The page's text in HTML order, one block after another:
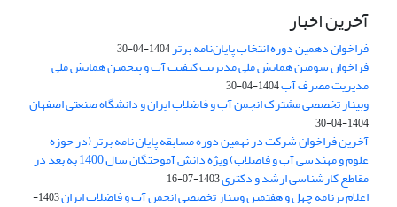
آخرین اخبار
فراخوان دهمین دوره انتخاب پایان‌نامه برتر1404-04-30
فراخوان سومین همایش ملی مدیریت کیفیت آب و پنجمین همایش ملی
مدیریت مصرف آب1404-04-30
وبینار تخصصی مشترک انجمن آب و فاضلاب ایران و دانشگاه صنعتی اصفهان
1404-04-30
آخرین فراخوان شرکت در نهمین دوره مسابقه پایان نامه برتر (در حوزه
علوم و مهندسی آب و فاضلاب) ویژه دانش آموختگان سال 1400 به بعد در
مقاطع کارشناسی ارشد و دکتری1403-07-16
اعلام برنامه چهل و هفتمین وبینار تخصصی انجمن آب و فاضلاب ایران
1403-